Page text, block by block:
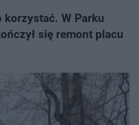
korzystać. W Parku
się remont placu